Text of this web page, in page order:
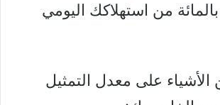
يقرب من 70 بالمائة من استهلاكك اليومي
الأشياء على معدل التمثيل